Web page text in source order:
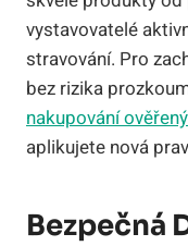
vystavovatelé
stravování. Pro
bez rizika
nakupování
aplikujete nová
Bezpečná